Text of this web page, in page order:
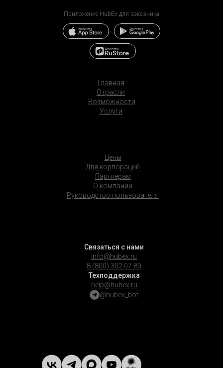
Связаться с нами
info@hubex.ru
8 (800) 302 07 80
Техподдержка
help@hubex.ru
@hubex_bot
Цены
Для корпораций
Партнерам
О компании
Руководство пользователя
Главная
Отрасли
Возможности
Услуги
Приложение HubEx для заказчика